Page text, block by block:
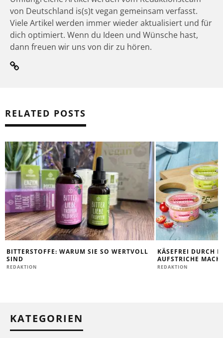
von Deutschland is(s)t vegan gemeinsam verfasst.
Viele Artikel werden immer wieder aktualisiert und für
dich optimiert. Wenn du Ideen und Wünsche hast,
dann freuen wir uns von dir zu hören.
RELATED POSTS
BITTERSTOFFE: WARUM SIE SO WERTVOLL
SIND
REDAKTION
KÄSEFREI DURCH
AUFSTRICHE
REDAKTION
KATEGORIEN